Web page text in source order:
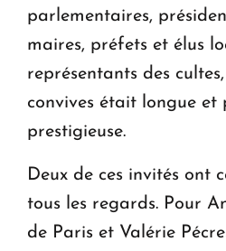
parlementaires,
maires, préfets et élus
représentants des
convives était longue et
prestigieuse.
Deux de ces invités ont
tous les regards. Pour
de Paris et Valérie